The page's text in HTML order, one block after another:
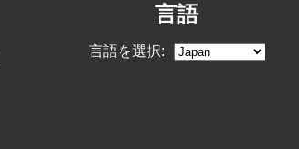
言語
言語を選択: